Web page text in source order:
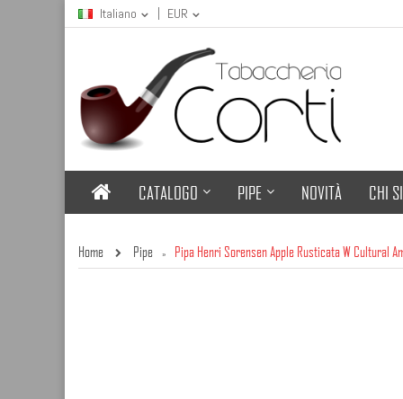
Italiano EUR
CATALOGO PIPE NOVITÀ CHI
Home Pipe » Pipa Henri Sorensen Apple Rusticata W Cultural